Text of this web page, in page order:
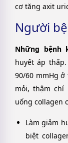
cơ tăng axit
Người
Những bệnh
huyết áp
90/60 mmHg
mỏi, thậm chí
uống collagen
Làm giảm
biệt